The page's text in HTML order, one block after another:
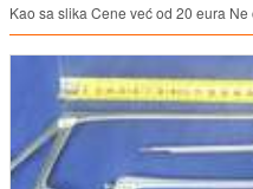
Kao sa slika Cene već od 20 eura